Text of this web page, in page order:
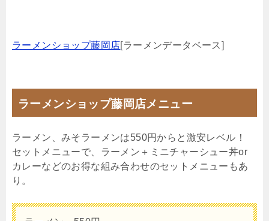
ラーメンショップ藤岡店[ラーメンデータベース]
ラーメンショップ藤岡店メニュー
ラーメン、みそラーメンは550円からと激安レベル！
セットメニューで、ラーメン＋ミニチャーシュー丼or
カレーなどのお得な組み合わせのセットメニューもあ
り。